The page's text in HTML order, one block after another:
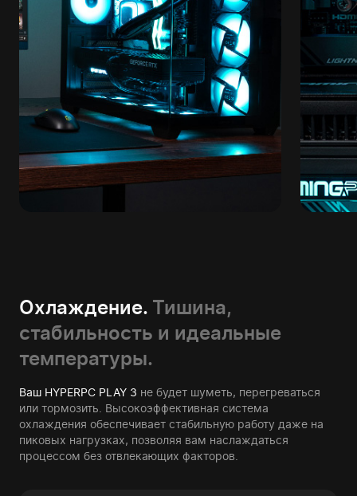
Охлаждение. Тишина,
стабильность и идеальные
температуры.
Ваш HYPERPC PLAY 3 не будет шуметь, перегреваться
или тормозить. Высокоэффективная система
охлаждения обеспечивает стабильную работу даже на
пиковых нагрузках, позволяя вам наслаждаться
процессом без отвлекающих факторов.